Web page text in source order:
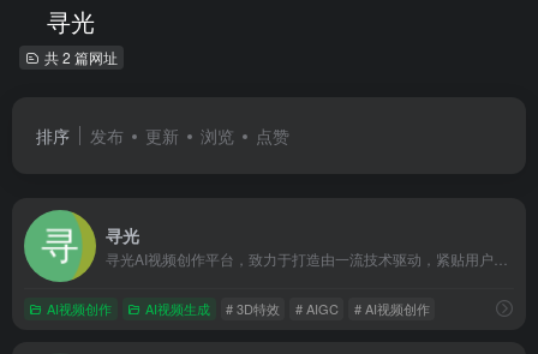
寻光
共 2 篇网址
排序 发布 更新 浏览 点赞
寻光
AI视频创作 AI视频生成 # 3D特效 # AIGC # AI视频创作